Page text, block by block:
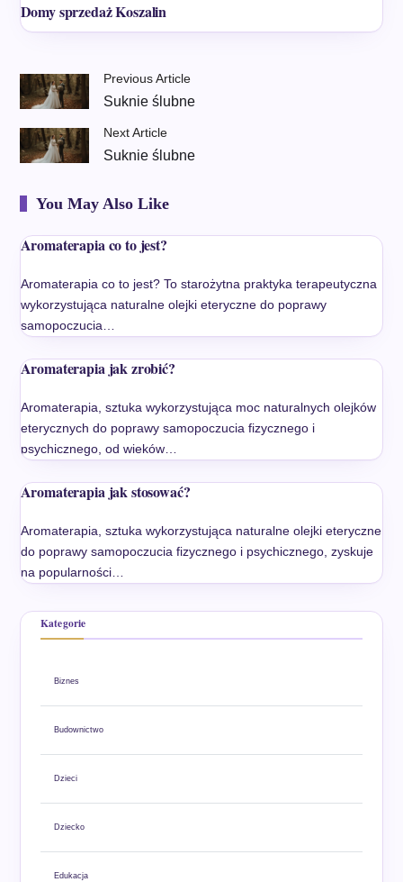
Domy sprzedaż Koszalin
Previous Article
Suknie ślubne
Next Article
Suknie ślubne
You May Also Like
Aromaterapia co to jest?
Aromaterapia co to jest? To starożytna praktyka terapeutyczna
wykorzystująca naturalne olejki eteryczne do poprawy
samopoczucia…
Aromaterapia jak zrobić?
Aromaterapia, sztuka wykorzystująca moc naturalnych olejków
eterycznych do poprawy samopoczucia fizycznego i
psychicznego, od wieków…
Aromaterapia jak stosować?
Aromaterapia, sztuka wykorzystująca naturalne olejki eteryczne
do poprawy samopoczucia fizycznego i psychicznego, zyskuje
na popularności…
Kategorie
Biznes
Budownictwo
Dzieci
Dziecko
Edukacja